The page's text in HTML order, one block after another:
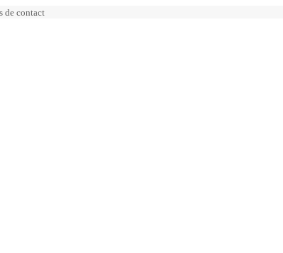
de contact